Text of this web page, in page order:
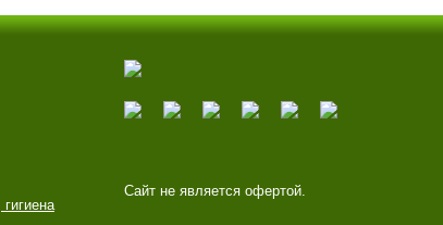
Сайт не является офертой.